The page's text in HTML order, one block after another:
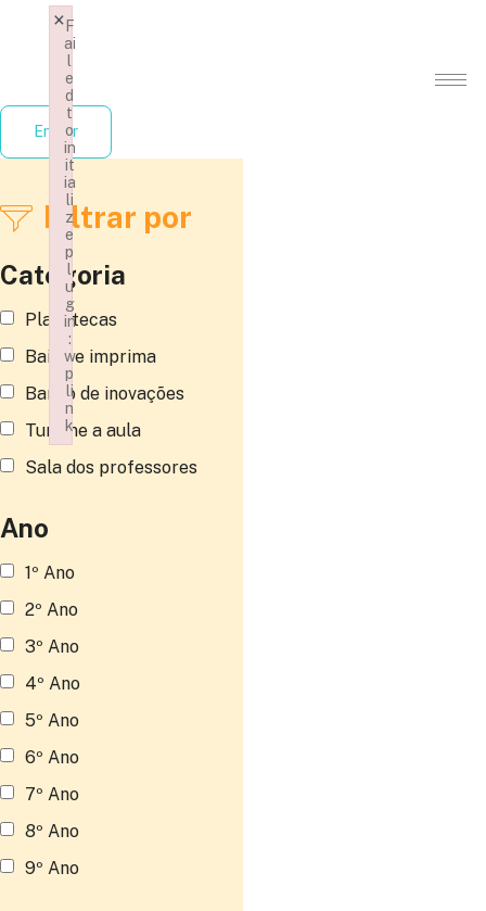
Entrar
Filtrar por
Categoria
Planotecas
Baixe e imprima
Banco de inovações
Turbine a aula
Sala dos professores
Ano
1º Ano
2º Ano
3º Ano
4º Ano
5º Ano
6º Ano
7º Ano
8º Ano
9º Ano
F
ai
l
e
d
t
o
in
it
ia
li
z
e
p
l
u
g
in
:
w
p
li
n
k
×
Failed to initialize plugin: wplink